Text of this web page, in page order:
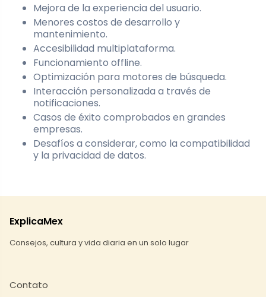
Mejora de la experiencia del usuario.
Menores costos de desarrollo y
mantenimiento.
Accesibilidad multiplataforma.
Funcionamiento offline.
Optimización para motores de búsqueda.
Interacción personalizada a través de
notificaciones.
Casos de éxito comprobados en grandes
empresas.
Desafíos a considerar, como la compatibilidad
y la privacidad de datos.
ExplicaMex
Consejos, cultura y vida diaria en un solo lugar
Contato